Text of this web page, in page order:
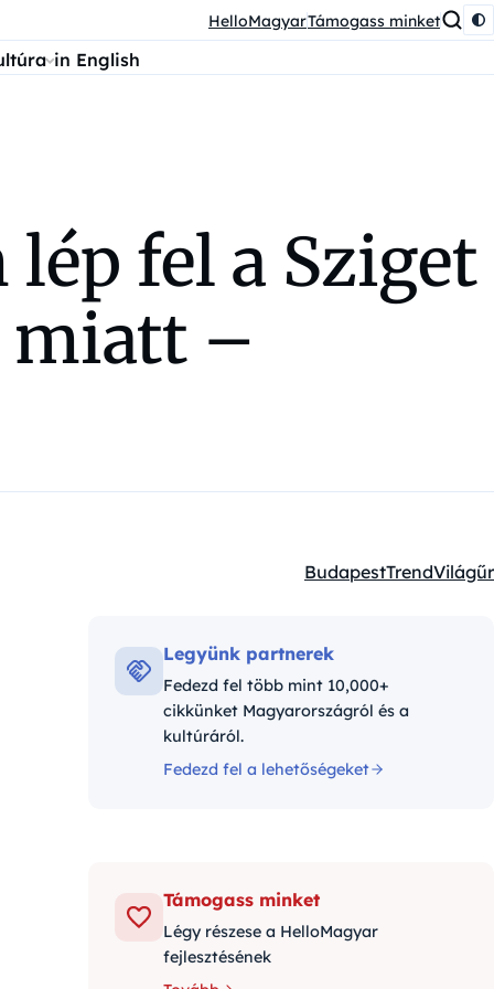
HelloMagyarTámogass minket
in English
fel a Sziget
miatt –
Kategóriák:
BudapestTrendVilágűr
Legyünk partnerek
Fedezd fel több mint 10,000+
cikkünket Magyarországról és a
kultúráról.
Fedezd fel a lehetőségeket
Támogass minket
Légy részese a HelloMagyar
fejlesztésének